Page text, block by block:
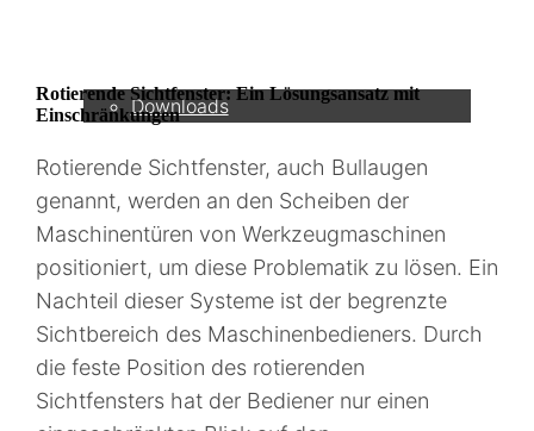
Downloads
Partner
Kontakt
Unternehmen
Rotierende Sichtfenster: Ein Lösungsansatz mit
Einschränkungen
Rotierende Sichtfenster, auch Bullaugen
genannt, werden an den Scheiben der
Maschinentüren von Werkzeugmaschinen
positioniert, um diese Problematik zu lösen. Ein
Nachteil dieser Systeme ist der begrenzte
Sichtbereich des Maschinenbedieners. Durch
die feste Position des rotierenden
Sichtfensters hat der Bediener nur einen